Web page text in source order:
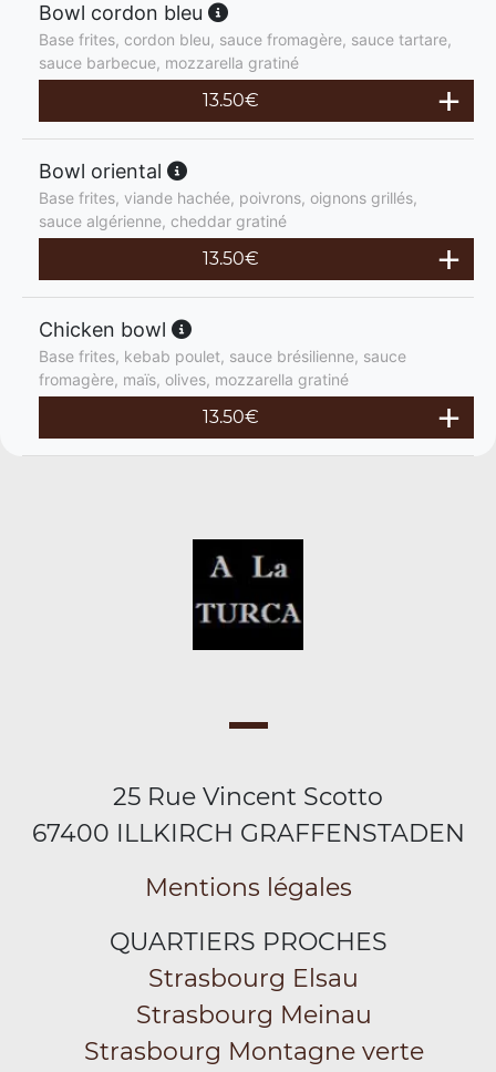
Bowl cordon bleu
Base frites, cordon bleu, sauce fromagère, sauce tartare,
sauce barbecue, mozzarella gratiné
13.50€
Bowl oriental
Base frites, viande hachée, poivrons, oignons grillés,
sauce algérienne, cheddar gratiné
13.50€
Chicken bowl
Base frites, kebab poulet, sauce brésilienne, sauce
fromagère, maïs, olives, mozzarella gratiné
13.50€
25 Rue Vincent Scotto
67400 ILLKIRCH GRAFFENSTADEN
Mentions légales
QUARTIERS PROCHES
Strasbourg Elsau
Strasbourg Meinau
Strasbourg Montagne verte